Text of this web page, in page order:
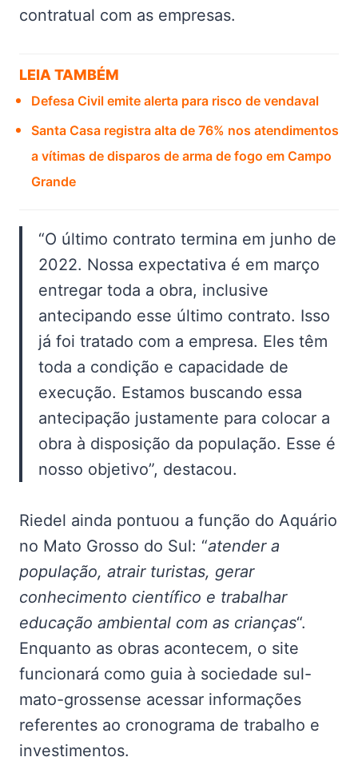
contratual com as empresas.
LEIA TAMBÉM
Defesa Civil emite alerta para risco de vendaval
Santa Casa registra alta de 76% nos atendimentos
a vítimas de disparos de arma de fogo em Campo
Grande
“O último contrato termina em junho de
2022. Nossa expectativa é em março
entregar toda a obra, inclusive
antecipando esse último contrato. Isso
já foi tratado com a empresa. Eles têm
toda a condição e capacidade de
execução. Estamos buscando essa
antecipação justamente para colocar a
obra à disposição da população. Esse é
nosso objetivo”, destacou.
Riedel ainda pontuou a função do Aquário
no Mato Grosso do Sul: “atender a
população, atrair turistas, gerar
conhecimento científico e trabalhar
educação ambiental com as crianças“.
Enquanto as obras acontecem, o site
funcionará como guia à sociedade sul-
mato-grossense acessar informações
referentes ao cronograma de trabalho e
investimentos.